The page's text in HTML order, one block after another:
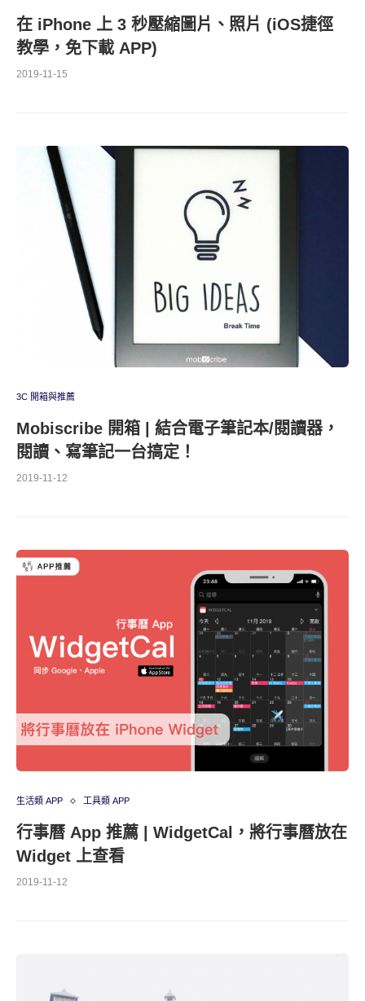
在 iPhone 上 3 秒壓縮圖片、照片 (iOS捷徑
教學，免下載 APP)
2019-11-15
3C 開箱與推薦
Mobiscribe 開箱 | 結合電子筆記本/閱讀器，
閱讀、寫筆記一台搞定！
2019-11-12
生活類 APP 工具類 APP
行事曆 App 推薦 | WidgetCal，將行事曆放在
Widget 上查看
2019-11-12